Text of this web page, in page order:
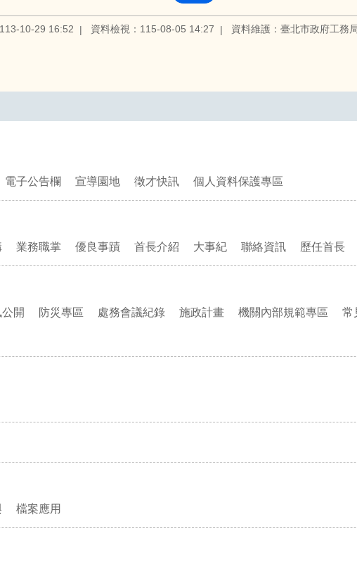
10-29 16:52 資料檢視：115-08-05 14:27 資料維護：臺北市政府工務
電子公告欄 宣導園地 徵才快訊 個人資料保護專區
業務職掌 優良事蹟 首長介紹 大事紀 聯絡資訊 歷任首長
開 防災專區 處務會議紀錄 施政計畫 機關內部規範專區 常
檔案應用